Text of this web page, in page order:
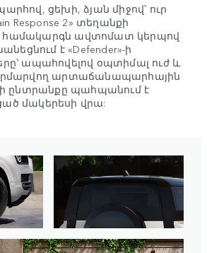
ցեխի, ձյան միջով՝ ուր
Response 2» տեղանքի
ավտոմատ կերպով
է «Defender»-ի
ապահովելով օպտիմալ ուժ և
արտաճանապարհային
ընտրանքը պահպանում է
մակերեսի վրա: